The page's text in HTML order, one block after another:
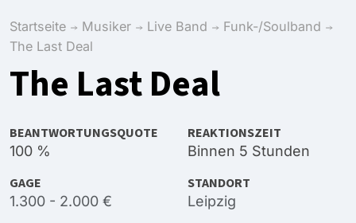
Startseite Musiker Live Band
Funk-/Soulband
The Last Deal
The Last Deal
BEANTWORTUNGSQUOTE
100 %
REAKTIONSZEIT
Binnen 5 Stunden
GAGE
1.300 - 2.000 €
STANDORT
Leipzig